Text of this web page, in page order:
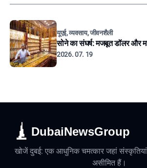
यूएई, व्यवसाय, जीवनशैली
सोने का संघर्ष: मजबूत डॉलर और
2026. 07. 19
DubaiNewsGroup
खोजें दुबई: एक आधुनिक चमत्कार जहां
असीमित हैं।